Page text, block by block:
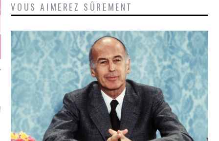
KARMA –
ANNIVERSAIRE
VOUS AIMEREZ SÛREMENT